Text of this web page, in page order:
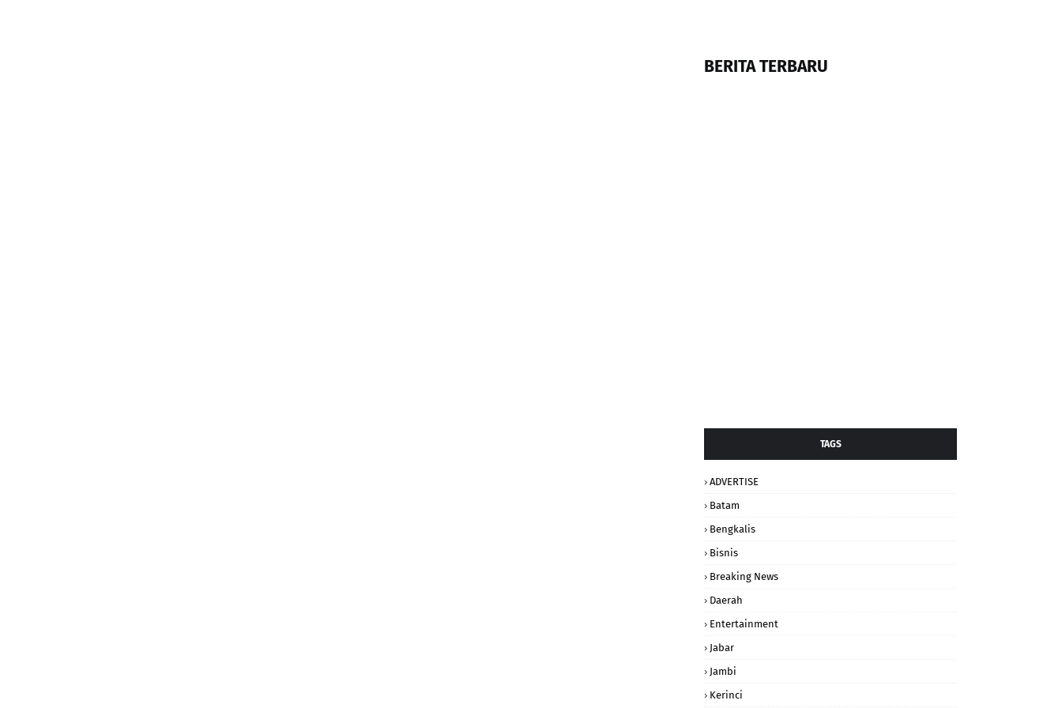
BERITA TERBARU
TAGS
ADVERTISE
Batam
Bengkalis
Bisnis
Breaking News
Daerah
Entertainment
Jabar
Jambi
Kerinci